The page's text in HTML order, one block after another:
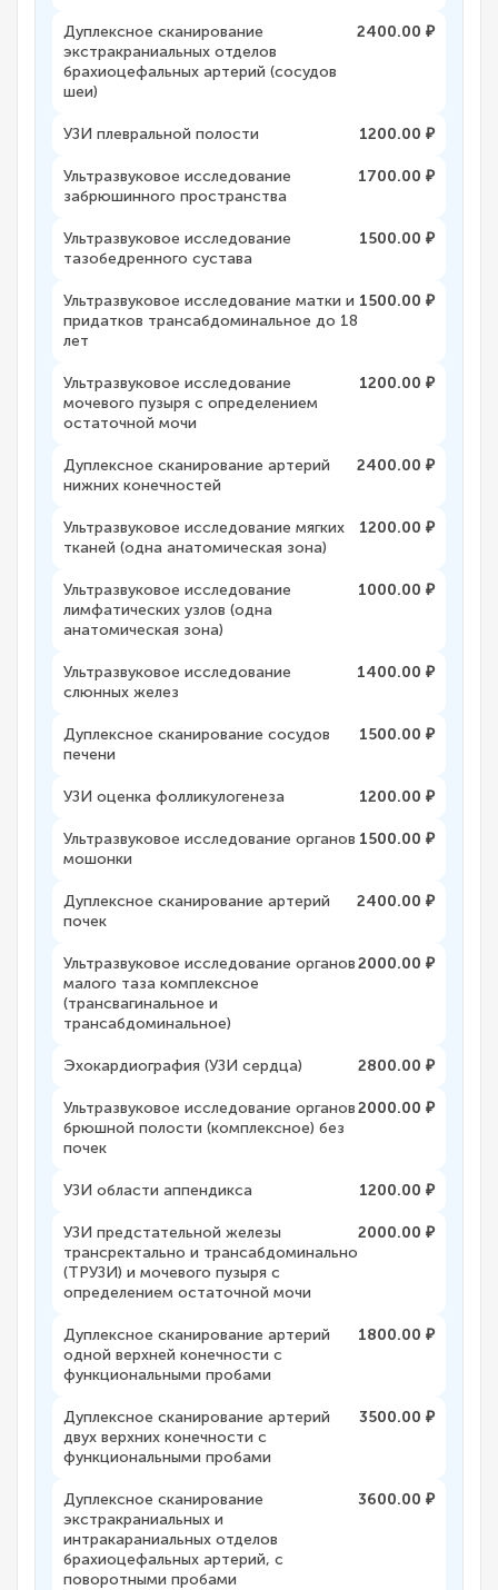
Дуплексное сканирование
экстракраниальных отделов
брахиоцефальных артерий (сосудов
шеи)
2400.00 ₽
УЗИ плевральной полости 1200.00 ₽
Ультразвуковое исследование
забрюшинного пространства
1700.00 ₽
Ультразвуковое исследование
тазобедренного сустава
1500.00 ₽
Ультразвуковое исследование матки и
придатков трансабдоминальное до 18
лет
1500.00 ₽
Ультразвуковое исследование
мочевого пузыря с определением
остаточной мочи
1200.00 ₽
Дуплексное сканирование артерий
нижних конечностей
2400.00 ₽
Ультразвуковое исследование мягких
тканей (одна анатомическая зона)
1200.00 ₽
Ультразвуковое исследование
лимфатических узлов (одна
анатомическая зона)
1000.00 ₽
Ультразвуковое исследование
слюнных желез
1400.00 ₽
Дуплексное сканирование сосудов
печени
1500.00 ₽
УЗИ оценка фолликулогенеза 1200.00 ₽
Ультразвуковое исследование органов
мошонки
1500.00 ₽
Дуплексное сканирование артерий
почек
2400.00 ₽
Ультразвуковое исследование органов
малого таза комплексное
(трансвагинальное и
трансабдоминальное)
2000.00 ₽
Эхокардиография (УЗИ сердца) 2800.00 ₽
Ультразвуковое исследование органов
брюшной полости (комплексное) без
почек
2000.00 ₽
УЗИ области аппендикса 1200.00 ₽
УЗИ предстательной железы
трансректально и трансабдоминально
(ТРУЗИ) и мочевого пузыря с
определением остаточной мочи
2000.00 ₽
Дуплексное сканирование артерий
одной верхней конечности с
функциональными пробами
1800.00 ₽
Дуплексное сканирование артерий
двух верхних конечности с
функциональными пробами
3500.00 ₽
Дуплексное сканирование
экстракраниальных и
интракараниальных отделов
брахиоцефальных артерий, с
поворотными пробами
3600.00 ₽